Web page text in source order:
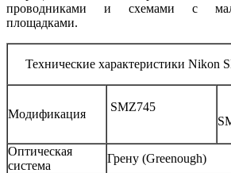
проводниками и схемами с
площадками.
Технические характеристики Nikon
Модификация
SMZ745
Оптическая
система
Грену (Greenough)